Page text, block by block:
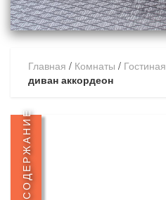
Главная / Комнаты / Гостиная
диван аккордеон
СОДЕРЖАНИЕ